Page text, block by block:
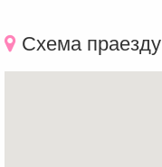
Схема праезду